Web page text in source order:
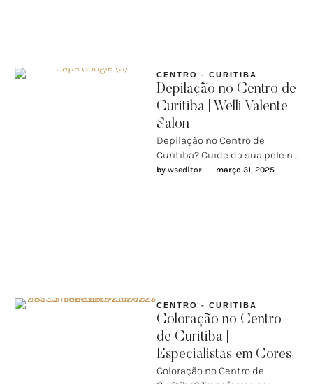
CENTRO - CURITIBA
Depilação no Centro de
Curitiba | Welli Valente
Salon
Depilação no Centro de
Curitiba? Cuide da sua pele no
Welli Valente SalonQuer uma
by wseditor março 31, 2025
CENTRO - CURITIBA
Coloração no Centro
de Curitiba |
Especialistas em Cores
Coloração no Centro de